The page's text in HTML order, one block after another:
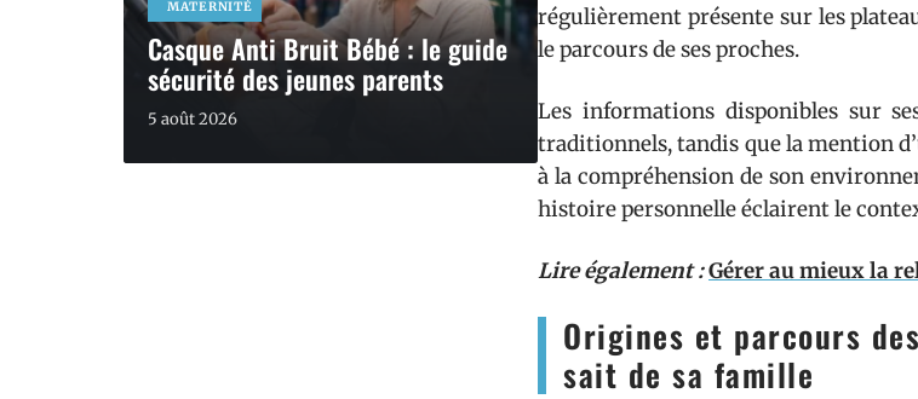
MATERNITÉ
Casque Anti Bruit Bébé : le guide
sécurité des jeunes parents
5 août 2026
régulièrement présente sur les
le parcours de ses proches.
Les informations disponibles sur
traditionnels, tandis que la mention
à la compréhension de son
histoire personnelle éclairent le
Lire également :Gérer au mieux la
Origines et parcours
sait de sa famille